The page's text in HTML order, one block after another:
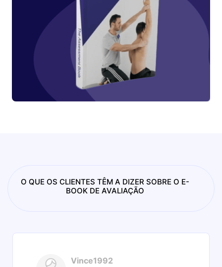
O QUE OS CLIENTES TÊM A DIZER SOBRE O E-
BOOK DE AVALIAÇÃO
Vince1992